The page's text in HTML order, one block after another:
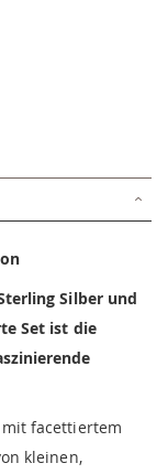
Silber und
Set ist die
mit facettiertem
kleinen,